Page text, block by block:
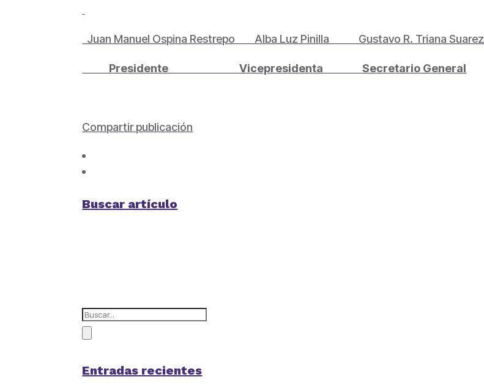
Juan Manuel Ospina Restrepo Alba Luz Pinilla Gustavo R. Triana Suarez
Presidente Vicepresidenta Secretario General
Compartir publicación
Buscar artículo
Entradas recientes